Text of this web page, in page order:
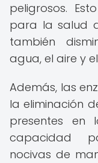
peligrosos.
para la salud
también
agua, el aire y
Además, las
la eliminación
presentes en
capacidad
nocivas de